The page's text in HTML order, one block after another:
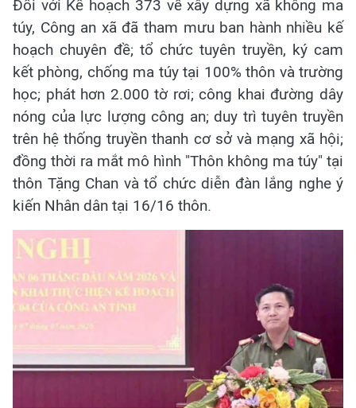
Đối với Kế hoạch 373 về xây dựng xã không ma
túy, Công an xã đã tham mưu ban hành nhiều kế
hoạch chuyên đề; tổ chức tuyên truyền, ký cam
kết phòng, chống ma túy tại 100% thôn và trường
học; phát hơn 2.000 tờ rơi; công khai đường dây
nóng của lực lượng công an; duy trì tuyên truyền
trên hệ thống truyền thanh cơ sở và mạng xã hội;
đồng thời ra mắt mô hình "Thôn không ma túy" tại
thôn Tặng Chan và tổ chức diễn đàn lắng nghe ý
kiến Nhân dân tại 16/16 thôn.